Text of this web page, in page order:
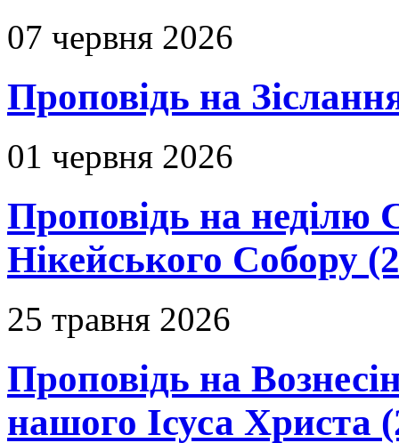
07 червня 2026
Проповідь на
01 червня 2026
Проповідь на неділю
Нікейського Собору
25 травня 2026
Проповідь на
нашого Ісуса Христа